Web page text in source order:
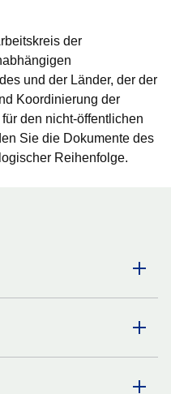
der
und der Länder, der der
Koordinierung der
den nicht-öffentlichen
Sie die Dokumente des
Reihenfolge.